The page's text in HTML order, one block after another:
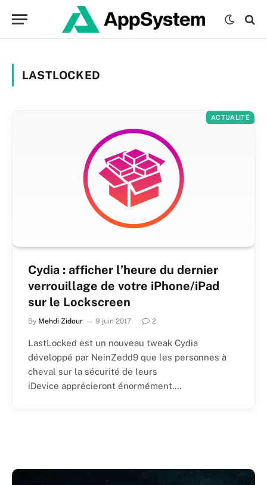
LASTLOCKED
ACTUALITÉ
Cydia : afficher l’heure du dernier
verrouillage de votre iPhone/iPad
sur le Lockscreen
By Mehdi Zidour 9 juin 2017 2
LastLocked est un nouveau tweak Cydia
développé par NeinZedd9 que les personnes à
cheval sur la sécurité de leurs
iDevice apprécieront énormément.…